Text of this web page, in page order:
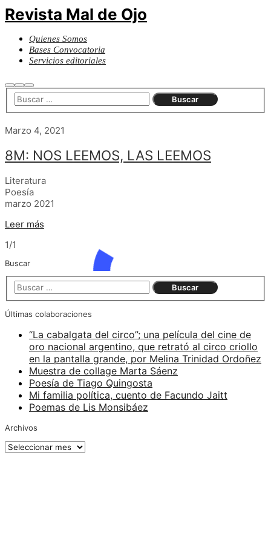
Revista Mal de Ojo
Quienes Somos
Bases Convocatoria
Servicios editoriales
Buscar
Más
información
Menú
principal
Marzo 4, 2021
8M: NOS LEEMOS, LAS LEEMOS
Literatura
Poesía
marzo 2021
Leer más
1/1
Buscar
Últimas colaboraciones
“La cabalgata del circo”; una película del cine de
oro nacional argentino, que retrató al circo criollo
en la pantalla grande, por Melina Trinidad Ordoñez
Muestra de collage Marta Sáenz
Poesía de Tiago Quingosta
Mi familia política, cuento de Facundo Jaitt
Poemas de Lis Monsibáez
Archivos
Archivos